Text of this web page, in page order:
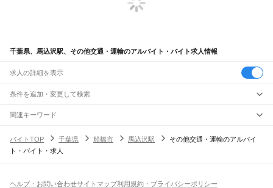
千葉県、馬込沢駅、その他交通・運輸のアルバイト・バイト求人情報
求人の詳細を表示
条件を追加・変更して検索
市区町村を追加・変更
千葉県すべて
千葉市 すべて
駅を追加・変更
JR中央・総武線
職種を追加・変更
飲食・フードサービスすべて
関連キーワード
バイトTOP
千葉県 船橋市 馬込沢駅
その他交通・運輸のアルバイ
ト・バイト・求人
ヘルプ・お問い合わせサイトマップ利用規約・プライバシーポリシー